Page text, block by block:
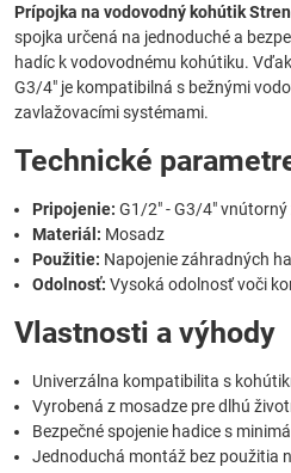
Prípojka na vodovodný kohútik
spojka určená na jednoduché a
hadíc k vodovodnému kohútiku.
G3/4" je kompatibilná s bežnými
zavlažovacími systémami.
Technické
Pripojenie: G1/2" - G3/4" vnútorný
Materiál: Mosadz
Použitie: Napojenie záhradných
Odolnosť: Vysoká odolnosť voči
Vlastnosti a výhody
Univerzálna kompatibilita s
Vyrobená z mosadze pre dlhú
Bezpečné spojenie hadice s
Jednoduchá montáž bez použitia